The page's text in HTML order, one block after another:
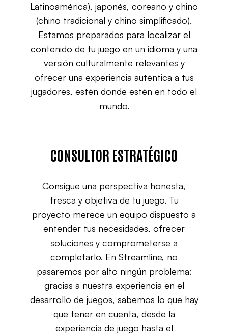
Latinoamérica), japonés, coreano y chino
(chino tradicional y chino simplificado).
Estamos preparados para localizar el
contenido de tu juego en un idioma y una
versión culturalmente relevantes y
ofrecer una experiencia auténtica a tus
jugadores, estén donde estén en todo el
mundo.
CONSULTOR ESTRATÉGICO
Consigue una perspectiva honesta,
fresca y objetiva de tu juego. Tu
proyecto merece un equipo dispuesto a
entender tus necesidades, ofrecer
soluciones y comprometerse a
completarlo. En Streamline, no
pasaremos por alto ningún problema:
gracias a nuestra experiencia en el
desarrollo de juegos, sabemos lo que hay
que tener en cuenta, desde la
experiencia de juego hasta el